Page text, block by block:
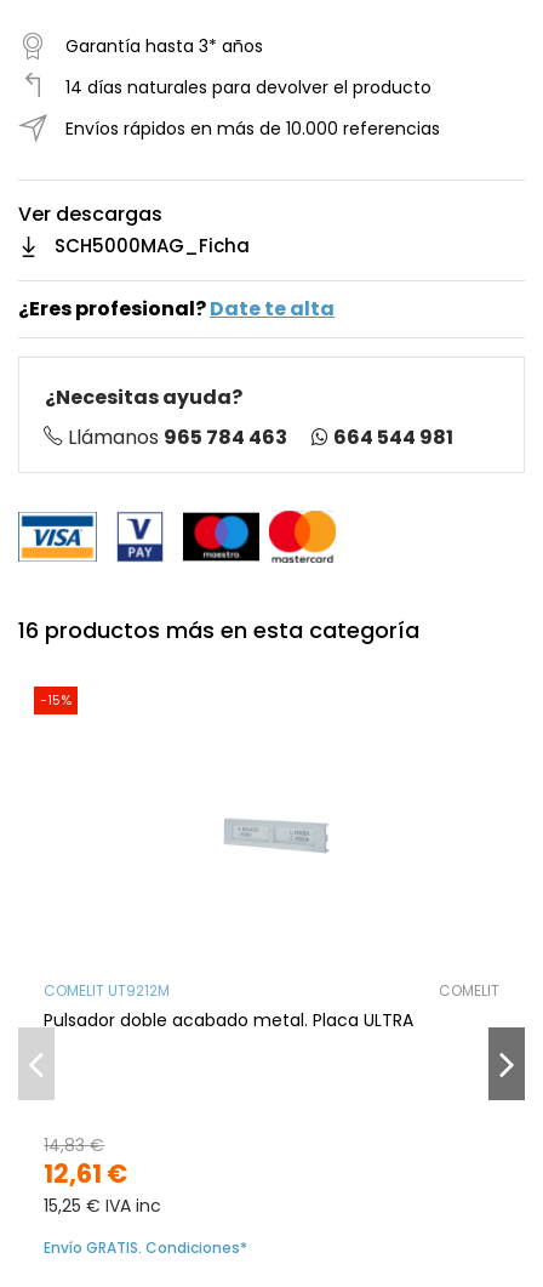
Garantía hasta 3* años
14 días naturales para devolver el producto
Envíos rápidos en más de 10.000 referencias
Ver descargas
SCH5000MAG_Ficha
¿Eres profesional?Date te alta
¿Necesitas ayuda?
Llámanos 965 784 463 664 544 981
16 productos más en esta categoría
-15%
COMELIT UT9212M COMELIT
Pulsador doble acabado metal. Placa ULTRA
12,61 €
14,83 €
15,25 € IVA inc
Envío GRATIS. Condiciones*